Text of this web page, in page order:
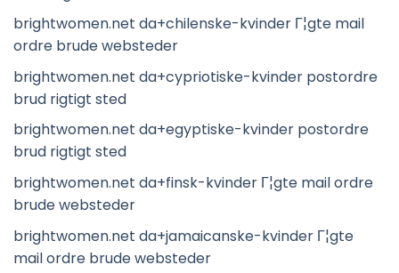
brightwomen.net da+chilenske-kvinder Г¦gte mail
ordre brude websteder
brightwomen.net da+cypriotiske-kvinder postordre
brud rigtigt sted
brightwomen.net da+egyptiske-kvinder postordre
brud rigtigt sted
brightwomen.net da+finsk-kvinder Г¦gte mail ordre
brude websteder
brightwomen.net da+jamaicanske-kvinder Г¦gte
mail ordre brude websteder